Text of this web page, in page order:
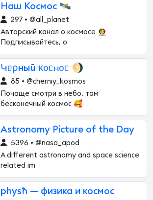
Наш Космос 🛰
297 • @all_planet
Авторский канал о космосе 👩‍🚀
Подписывайтесь, о
Կᥱρныū κ᧐ᥴⲙ᧐ᥴ 🌖
85 • @cherniy_kosmos
Почаще смотри в небо, там
бесконечный космос 🥰
Astronomy Picture of the Day
5396 • @nasa_apod
A different astronomy and space science
related im
physħ — физика и космос